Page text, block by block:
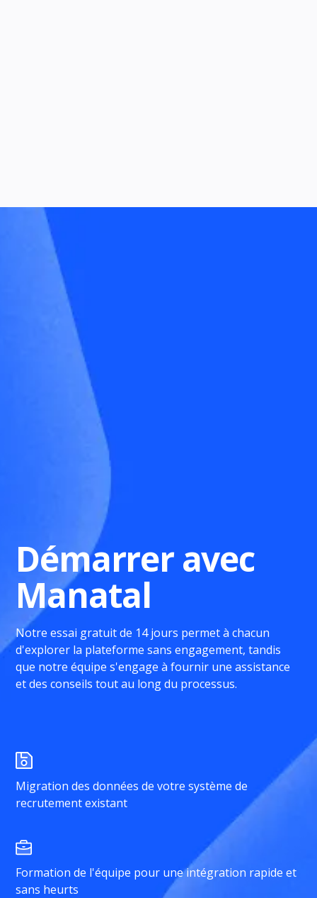
Démarrer avec
Manatal
Notre essai gratuit de 14 jours permet à chacun
d'explorer la plateforme sans engagement, tandis
que notre équipe s'engage à fournir une assistance
et des conseils tout au long du processus.
Migration des données de votre système de
recrutement existant
Formation de l'équipe pour une intégration rapide et
sans heurts